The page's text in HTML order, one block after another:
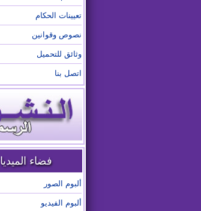
تعيينات الحكام
نصوص وقوانين
وثائق للتحميل
اتصل بنا
فضاء الميديا
ألبوم الصور
ألبوم الفيديو